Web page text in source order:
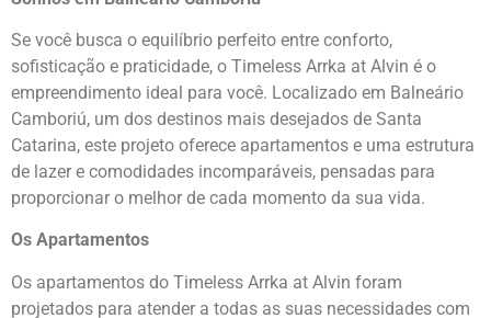
Se você busca o equilíbrio perfeito entre conforto,
sofisticação e praticidade, o Timeless Arrka at Alvin é o
empreendimento ideal para você. Localizado em Balneário
Camboriú, um dos destinos mais desejados de Santa
Catarina, este projeto oferece apartamentos e uma estrutura
de lazer e comodidades incomparáveis, pensadas para
proporcionar o melhor de cada momento da sua vida.
Os Apartamentos
Os apartamentos do Timeless Arrka at Alvin foram
projetados para atender a todas as suas necessidades com